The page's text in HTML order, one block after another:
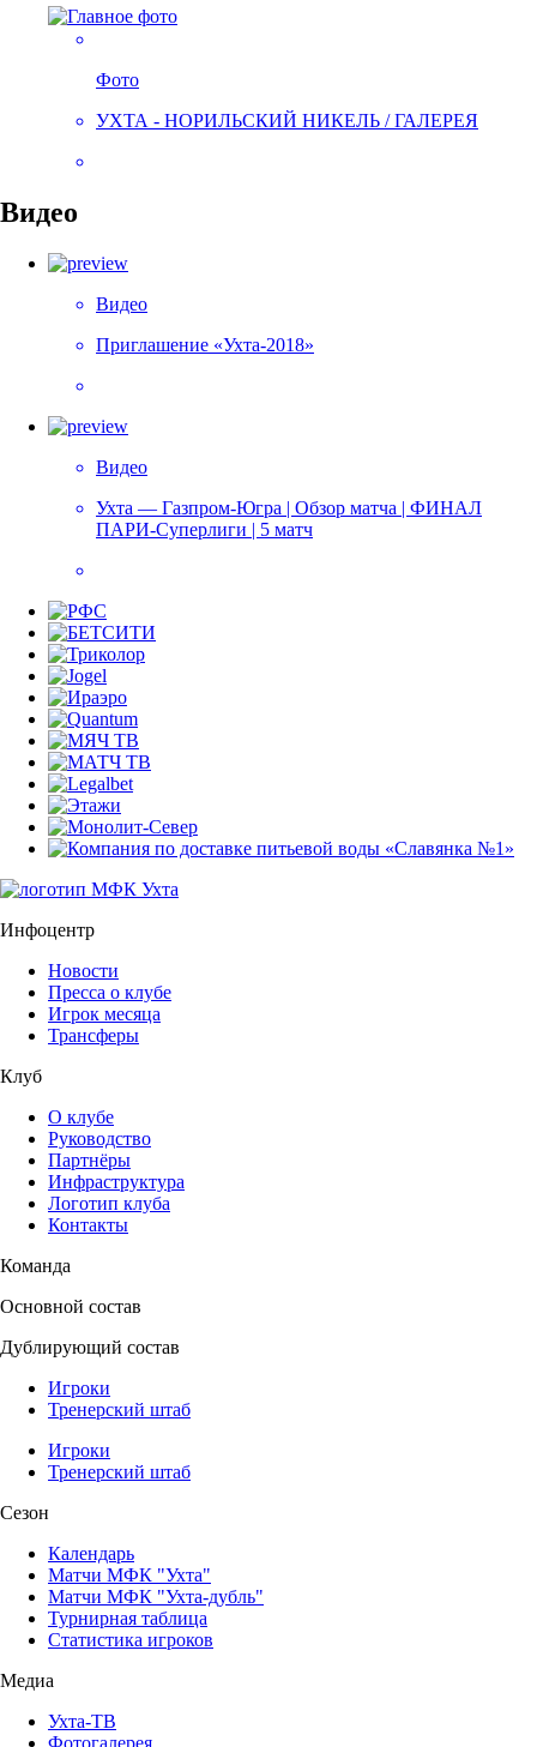
Фото
УХТА - НОРИЛЬСКИЙ НИКЕЛЬ / ГАЛЕРЕЯ
Видео
Видео
Приглашение «Ухта-2018»
Видео
Ухта — Газпром-Югра | Обзор матча | ФИНАЛ
ПАРИ-Суперлиги | 5 матч
Инфоцентр
Новости
Пресса о клубе
Игрок месяца
Трансферы
Клуб
О клубе
Руководство
Партнёры
Инфраструктура
Логотип клуба
Контакты
Команда
Основной состав
Дублирующий состав
Игроки
Тренерский штаб
Игроки
Тренерский штаб
Сезон
Календарь
Матчи МФК "Ухта"
Матчи МФК "Ухта-дубль"
Турнирная таблица
Статистика игроков
Медиа
Ухта-ТВ
Фотогалерея